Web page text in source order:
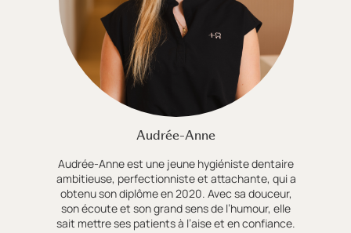
Audrée-Anne
Audrée-Anne est une jeune hygiéniste dentaire
ambitieuse, perfectionniste et attachante, qui a
obtenu son diplôme en 2020. Avec sa douceur,
son écoute et son grand sens de l’humour, elle
sait mettre ses patients à l’aise et en confiance.